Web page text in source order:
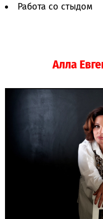
Работа со стыдом
Алла